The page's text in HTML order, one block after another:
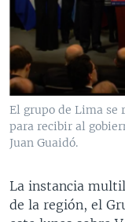
VENEZUELA
BRASIL
NICARAGUA
ECONOMÍA
TECNOLOGÍA
DEPORTES
CIENCIA Y SALUD
MULTIMEDIA
VIDEOS
FOTOGRAFÍA
AUDIOS
PROGRAMAS TV
EL MUNDO AL DÍA
FORO
VISIÓN 360
PANORAMA
RADIO
AVANCE
AUDIONOTICIAS
ESTADOS UNIDOS
EL MUNDO AL DÍA
DIRECT
DOCUMENTALES DE
SÍGANOS
El grupo de Lima se
para recibir al
Juan Guaidó.
La instancia
de la región, el